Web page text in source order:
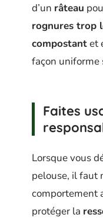
d’un râteau
rognures trop
compostantet
façon uniforme
Faites
Lorsque vous
pelouse, il faut
comportement
protéger la